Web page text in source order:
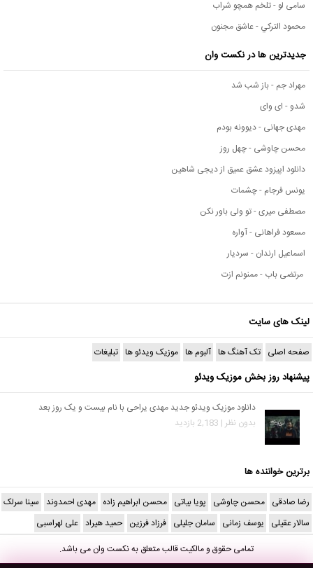
سامی لو - تلخم همچو شراب
محمود التركي - عاشق مجنون
جدیدترین ها در نکست وان
مهراد جم - باز شب شد
شدو - ای وای
مهدی جهانی - دیوونه بودم
محسن چاوشی - چهل روز
دانلود اپیزود عشق عمیق از دیجی شاهین
یونس فرجام - چشمات
مصطفی میری - تو ولی باور نکن
مسعود فراهانی - آواره
اسماعیل ارندان - سردیار
مرتضی باب - ممنونم ازت
لینک های سایت
صفحه اصلی تک آهنگ ها آلبوم ها موزیک ویدئو ها تبلیغات
پیشنهاد روز بخش موزیک ویدئو
دانلود موزیک ویدئو جدید مهدی یراحی با نام بیست و یک روز بعد
بدون نظر | 2,183 بازدید
برترین خواننده ها
رضا صادقی محسن چاوشی پویا بیاتی محسن ابراهیم زاده مهدی احمدوند سینا سرلک
سالار عقیلی یوسف زمانی سامان جلیلی فرزاد فرزین حمید هیراد علی لهراسبی
تمامی حقوق و مالکیت قالب متعلق بهنکست وانمی باشد.